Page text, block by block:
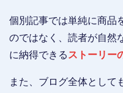
個別記事では単純に商品
のではなく、読者が自然
に納得できる ストーリー
また、ブログ全体として